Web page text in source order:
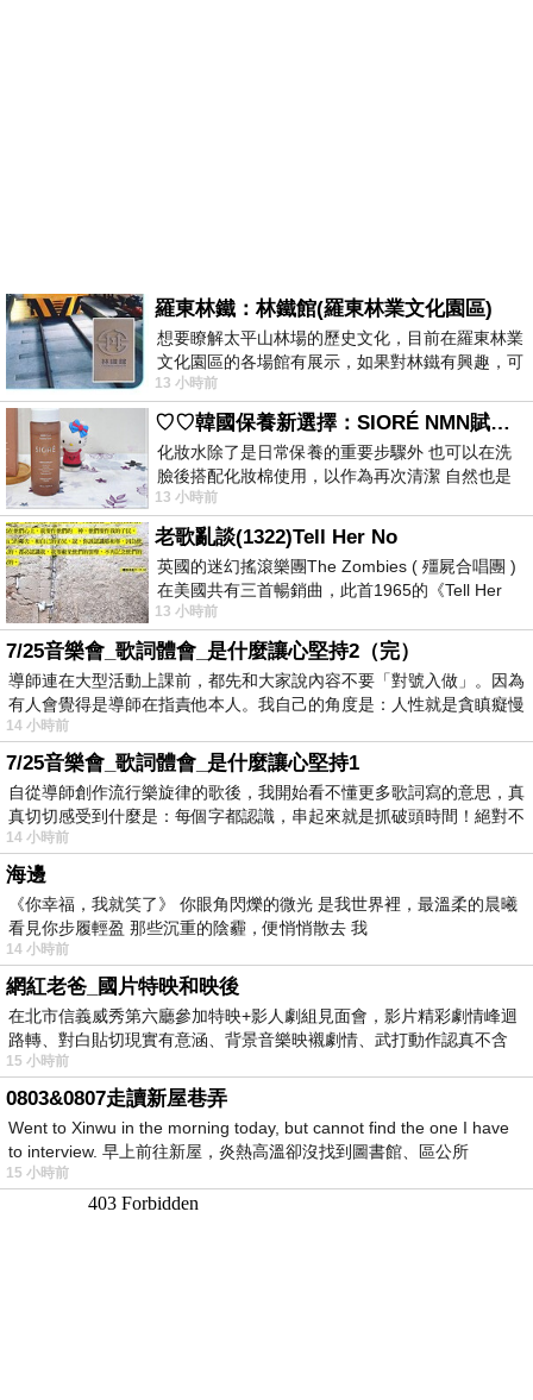
羅東林鐵：林鐵館(羅東林業文化園區)
想要瞭解太平山林場的歷史文化，目前在羅東林業
文化園區的各場館有展示，如果對林鐵有興趣，可
以到林鐵館。 這裡展示從山下
13 小時前
♡♡韓國保養新選擇：SIORÉ NMN賦活泡泡化妝水♡♡
化妝水除了是日常保養的重要步驟外 也可以在洗
臉後搭配化妝棉使用，以作為再次清潔 自然也是
我的保養必備品項 不過，我對於化妝
13 小時前
老歌亂談(1322)Tell Her No
英國的迷幻搖滾樂團The Zombies ( 殭屍合唱團 )
在美國共有三首暢銷曲，此首1965的《Tell Her
No》即為其中之一，在告示牌百大單曲
13 小時前
7/25音樂會_歌詞體會_是什麼讓心堅持2（完）
導師連在大型活動上課前，都先和大家說內容不要「對號入做」。因為
有人會覺得是導師在指責他本人。我自己的角度是：人性就是貪瞋癡慢
14 小時前
7/25音樂會_歌詞體會_是什麼讓心堅持1
自從導師創作流行樂旋律的歌後，我開始看不懂更多歌詞寫的意思，真
真切切感受到什麼是：每個字都認識，串起來就是抓破頭時間！絕對不
14 小時前
海邊
《你幸福，我就笑了》 你眼角閃爍的微光 是我世界裡，最溫柔的晨曦
看見你步履輕盈 那些沉重的陰霾，便悄悄散去 我
14 小時前
網紅老爸_國片特映和映後
在北市信義威秀第六廳參加特映+影人劇組見面會，影片精彩劇情峰迴
路轉、對白貼切現實有意涵、背景音樂映襯劇情、武打動作認真不含
糊、
15 小時前
0803&0807走讀新屋巷弄
Went to Xinwu in the morning today, but cannot find the one I have
to interview. 早上前往新屋，炎熱高溫卻沒找到圖書館、區公所
15 小時前